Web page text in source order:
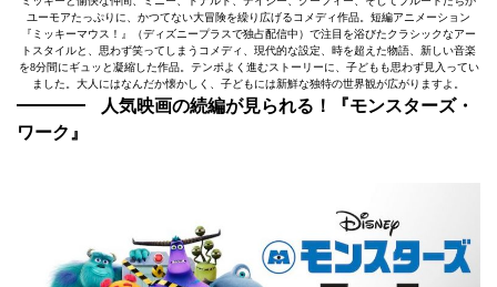
ユーモアたっぷりに、かつてない大冒険を繰り広げるコメディ作品。短編アニメーション
『ミッキーマウス！』（ディズニープラスで独占配信中）で注目を浴びたクラシックなアー
トスタイルと、思わず笑ってしまうコメディ、現代的な設定、時を超えた物語、新しい音楽
を8分間にギュッと凝縮した作品。テンポよく進むストーリーに、子どもも思わず見入ってい
ました。大人にはなんだか懐かしく、子どもには新鮮な独特の世界観が広がりますよ。
人気映画の続編が見られる！『モンスターズ・
ワーク』